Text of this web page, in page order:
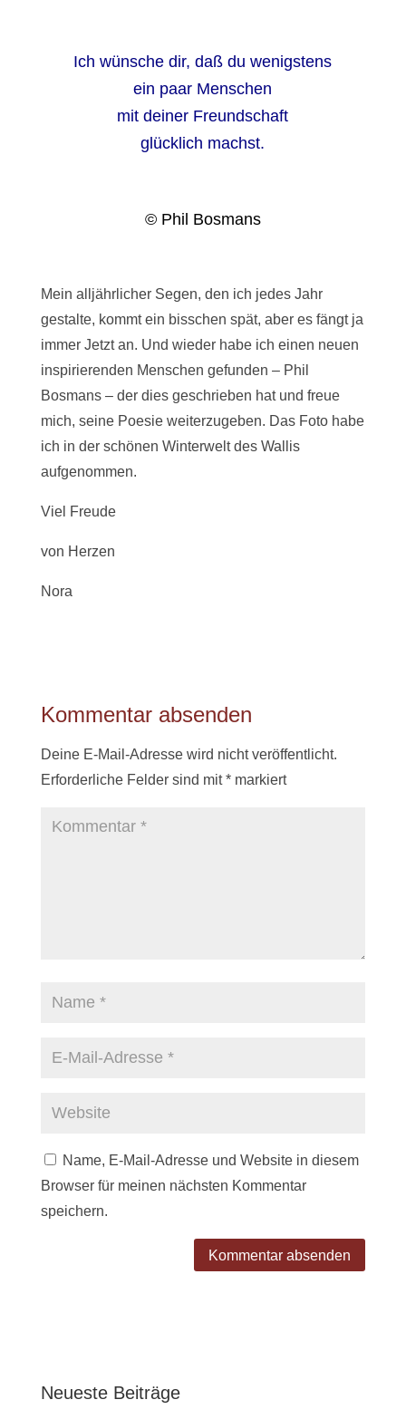
Ich wünsche dir, daß du wenigstens
ein paar Menschen
mit deiner Freundschaft
glücklich machst.
© Phil Bosmans
Mein alljährlicher Segen, den ich jedes Jahr
gestalte, kommt ein bisschen spät, aber es fängt ja
immer Jetzt an. Und wieder habe ich einen neuen
inspirierenden Menschen gefunden – Phil
Bosmans – der dies geschrieben hat und freue
mich, seine Poesie weiterzugeben. Das Foto habe
ich in der schönen Winterwelt des Wallis
aufgenommen.
Viel Freude
von Herzen
Nora
Kommentar absenden
Deine E-Mail-Adresse wird nicht veröffentlicht.
Erforderliche Felder sind mit*markiert
Name, E-Mail-Adresse und Website in diesem
Browser für meinen nächsten Kommentar
speichern.
Neueste Beiträge